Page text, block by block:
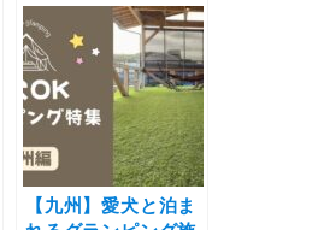
ートドッグラン付き
やオーシャンビュー
の新施設も！
【九州】愛犬と泊ま